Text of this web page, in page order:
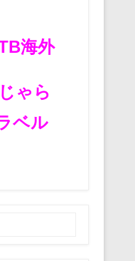
海外
ゃら
ベル